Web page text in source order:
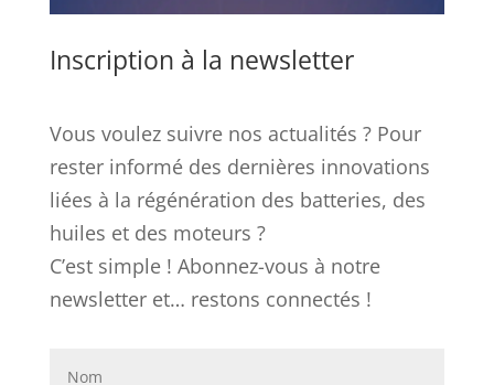
Inscription à la newsletter
Vous voulez suivre nos actualités ? Pour
rester informé des dernières innovations
liées à la régénération des batteries, des
huiles et des moteurs ?
C’est simple ! Abonnez-vous à notre
newsletter et… restons connectés !